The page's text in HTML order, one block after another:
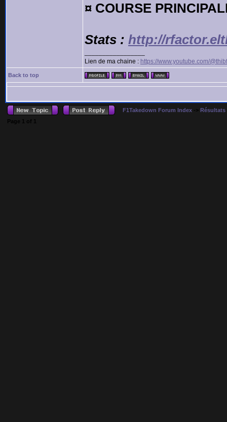
¤ COURSE
Stats : http://
Lien de ma chaine : https://www.youtube.com/
Back to top
F1Takedown Forum Index -> Résultats
Page 1 of 1